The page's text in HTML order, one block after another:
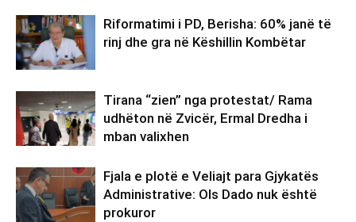
Riformatimi i PD, Berisha: 60% janë të
rinj dhe gra në Këshillin Kombëtar
Tirana “zien” nga protestat/ Rama
udhëton në Zvicër, Ermal Dredha i
mban valixhen
Fjala e plotë e Veliajt para Gjykatës
Administrative: Ols Dado nuk është
prokuror